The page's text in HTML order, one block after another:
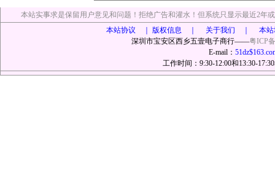
本站实事求是保留用户意见和问题！拒绝广告和灌水！但系统只显示最近2年
本站协议 ｜
版权信息 ｜ 关于我们 ｜ 本
深圳市宝安区西乡五壹电子商行——粤ICP
E-mail：
工作时间：9:30-12:00和13:30-